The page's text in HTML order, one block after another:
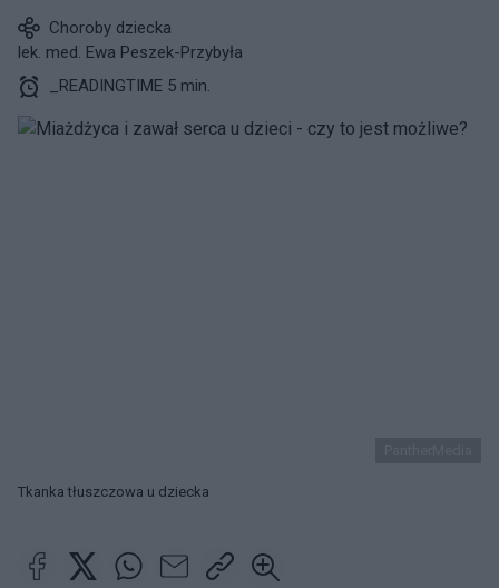
Choroby dziecka
lek. med. Ewa Peszek-Przybyła
_READINGTIME 5 min.
Tkanka tłuszczowa u dziecka